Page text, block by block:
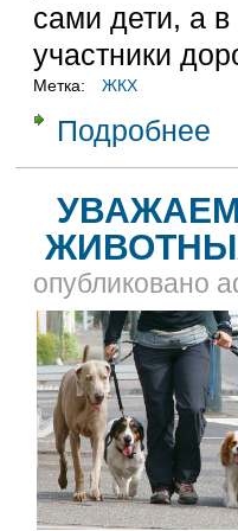
сами дети, а
участники
Метка: ЖКХ
Подробнее
опубликовано